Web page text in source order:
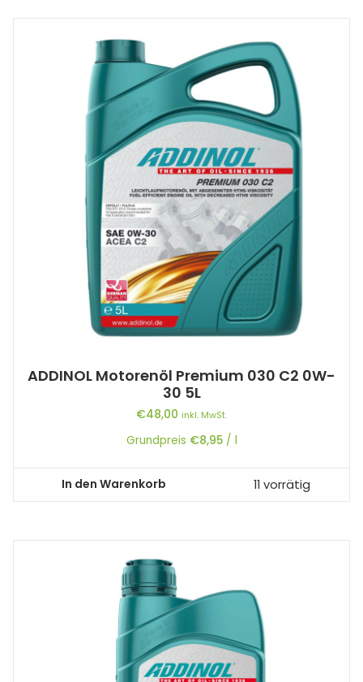
ADDINOL Motorenöl Premium 030 C2 0W-
30 5L
€48,00 inkl. MwSt.
Grundpreis €8,95/ l
In den Warenkorb 11 vorrätig